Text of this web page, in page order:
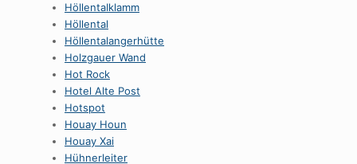
HöllentaIklamm
Höllental
Höllentalangerhütte
Holzgauer Wand
Hot Rock
Hotel Alte Post
Hotspot
Houay Houn
Houay Xai
Hühnerleiter